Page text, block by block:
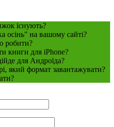
існують?
осінь" на вашому сайті?
робити?
книги для iPhone?
для Андроїда?
який формат завантажувати?